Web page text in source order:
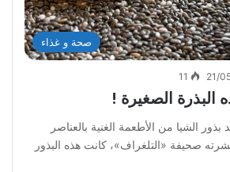
صحة و غذاء
21/
11
البذرة الصغيرة !
الشيا من الأطعمة الغنية بالعناصر
صحيفة «التلغراف»، كانت هذه البذور